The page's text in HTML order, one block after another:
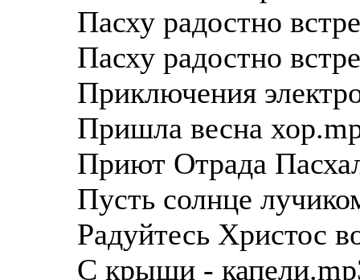
Пасху радостно
Пасху радостно
Приключения
Пришла весна
Приют Отрада
Пусть солнце
Радуйтесь Христос
С крыши -